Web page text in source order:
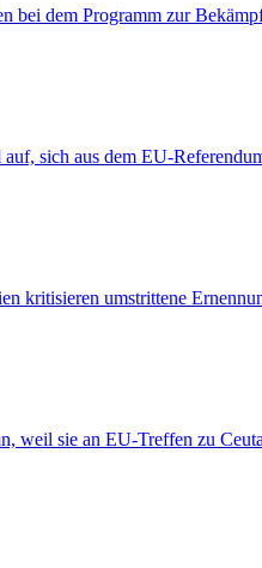
bei dem Programm zur
sich aus dem EU-
kritisieren umstrittene
weil sie an EU-Treffen zu